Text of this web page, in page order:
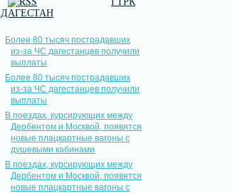
ДАГЕСТАН
Более 80 тысяч пострадавших
из-за ЧС дагестанцев получили
выплаты
Более 80 тысяч пострадавших
из-за ЧС дагестанцев получили
выплаты
В поездах, курсирующих между
Дербентом и Москвой, появятся
новые плацкартные вагоны с
душевыми кабинами
В поездах, курсирующих между
Дербентом и Москвой, появятся
новые плацкартные вагоны с